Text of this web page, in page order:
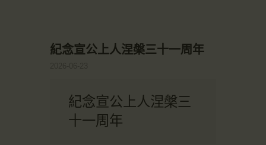
紀念宣公上人涅槃三十一周年
紀念宣公上人涅槃三
十一周年